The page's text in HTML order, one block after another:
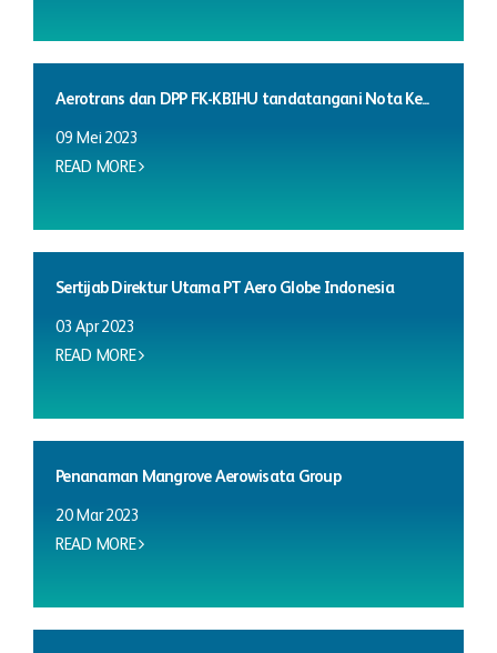
Aerotrans dan DPP FK-KBIHU tandatangani Nota Ke...
09 Mei 2023
READ MORE
Sertijab Direktur Utama PT Aero Globe Indonesia
03 Apr 2023
READ MORE
Penanaman Mangrove Aerowisata Group
20 Mar 2023
READ MORE